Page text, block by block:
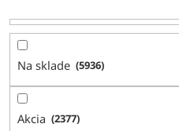
r
o
k
Na sklade 5936
Akcia 2377